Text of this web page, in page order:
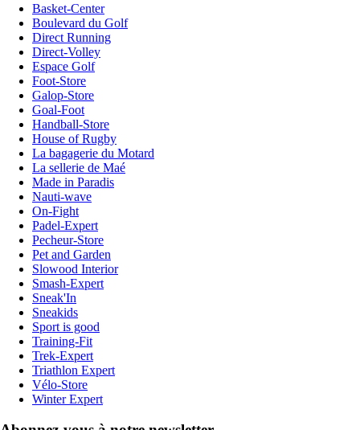
Basket-Center
Boulevard du Golf
Direct Running
Direct-Volley
Espace Golf
Foot-Store
Galop-Store
Goal-Foot
Handball-Store
House of Rugby
La bagagerie du Motard
La sellerie de Maé
Made in Paradis
Nauti-wave
On-Fight
Padel-Expert
Pecheur-Store
Pet and Garden
Slowood Interior
Smash-Expert
Sneak'In
Sneakids
Sport is good
Training-Fit
Trek-Expert
Triathlon Expert
Vélo-Store
Winter Expert